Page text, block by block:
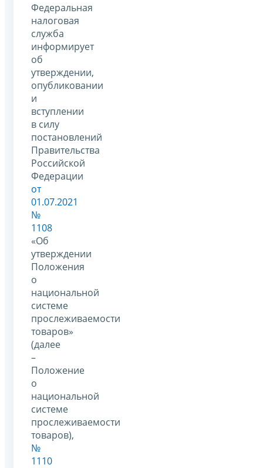
Федеральная
налоговая
служба
информирует
об
утверждении,
опубликовании
и
вступлении
в силу
постановлений
Правительства
Российской
Федерации
от
01.07.2021
№
1108
«Об
утверждении
Положения
о
национальной
системе
прослеживаемости
товаров»
(далее
–
Положение
о
национальной
системе
прослеживаемости
товаров),
№
1110